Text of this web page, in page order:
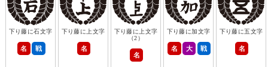
下り藤に石文字
名 戦
下り藤に上文字
名
下り藤に上文字
（2）
名
下り藤に加文字
名 大 戦
下り藤に五文字
名